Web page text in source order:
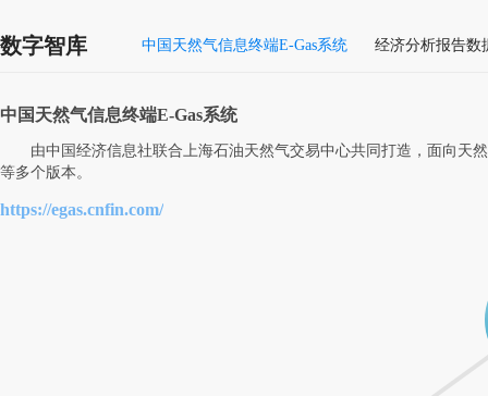
数字智库 中国天然气信息终端E-Gas系统 经济分析报告数
中国天然气信息终端E-Gas系统
由中国经济信息社联合上海石油天然气交易中心共同打造，面向天
等多个版本。
https://egas.cnfin.com/